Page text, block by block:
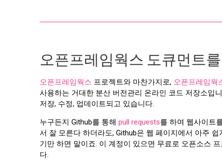
오픈프레임웍스 도큐먼트
오픈프레임웍스 프로젝트와 마찬가지로, 오픈프레임웍
사용하는 거대한 분산 버전관리 온라인 코드 저장소입
저장, 수정, 업데이트되고 있습니다.
누구든지 Github를 통해 pull requests를 하여 웹사이트
서 잘 모른다 하더라도, Github은 웹 페이지에서 아주
기만 하면 말이죠. 이 계정이 있으면 무료로 오픈소스
다.